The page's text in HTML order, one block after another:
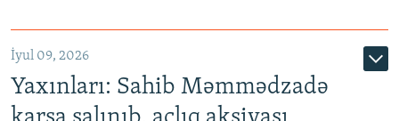
İyul 09, 2026
Yaxınları: Sahib Məmmədzadə